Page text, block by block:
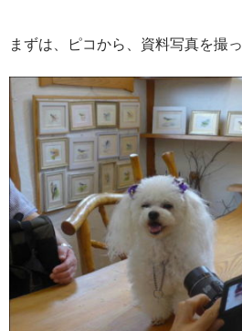
まずは、ピコから、資料写真を撮